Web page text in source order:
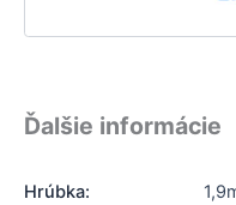
Ďalšie informácie
Hrúbka: